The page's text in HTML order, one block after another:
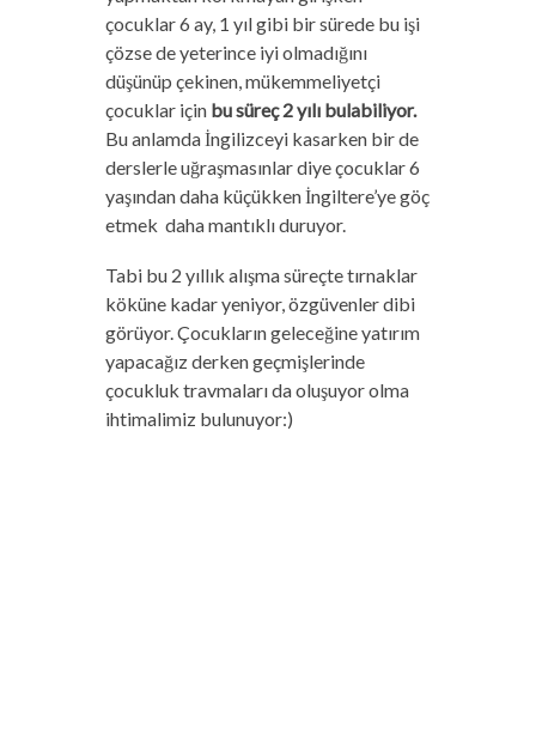
çocuklar 6 ay, 1 yıl gibi bir sürede bu işi
çözse de yeterince iyi olmadığını
düşünüp çekinen, mükemmeliyetçi
çocuklar içinbu süreç 2 yılı bulabiliyor.
Bu anlamda İngilizceyi kasarken bir de
derslerle uğraşmasınlar diye çocuklar 6
yaşından daha küçükken İngiltere’ye göç
etmek daha mantıklı duruyor.
Tabi bu 2 yıllık alışma süreçte tırnaklar
köküne kadar yeniyor, özgüvenler dibi
görüyor. Çocukların geleceğine yatırım
yapacağız derken geçmişlerinde
çocukluk travmaları da oluşuyor olma
ihtimalimiz bulunuyor:)